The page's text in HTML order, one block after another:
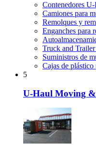
Contenedores
Camiones para
Remolques y
Enganches para
Truck and Trailer
Suministros de
Cajas de plástico
5
U-Haul Moving